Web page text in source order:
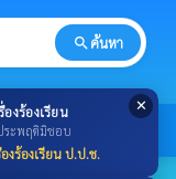
✕
องร้องเรียน
ระพฤติมิชอบ
งร้องเรียน ป.ป.ช.
search ค้นหา